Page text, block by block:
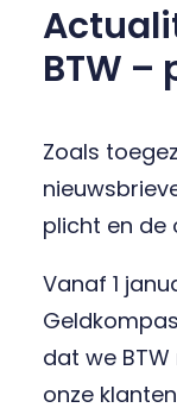
BTW –
Zoals
plicht en de
Vanaf 1
dat we
onze